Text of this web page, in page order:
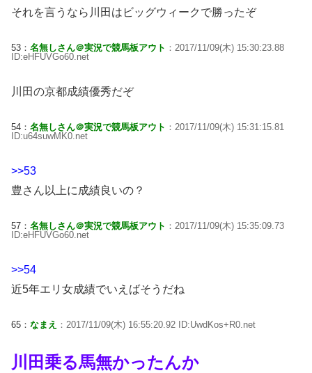
それを言うなら川田はビッグウィークで勝ったぞ
53： 名無しさん＠実況で競馬板アウト ：2017/11/09(木) 15:30:23.88
ID:eHFUVGo60.net
川田の京都成績優秀だぞ
54： 名無しさん＠実況で競馬板アウト ：2017/11/09(木) 15:31:15.81
ID:u64suwMK0.net
>>53
豊さん以上に成績良いの？
57： 名無しさん＠実況で競馬板アウト ：2017/11/09(木) 15:35:09.73
ID:eHFUVGo60.net
>>54
近5年エリ女成績でいえばそうだね
65： なまえ ：2017/11/09(木) 16:55:20.92 ID:UwdKos+R0.net
川田乗る馬無かったんか